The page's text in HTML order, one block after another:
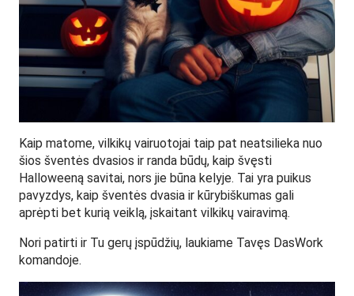
Kaip matome, vilkikų vairuotojai taip pat neatsilieka nuo
šios šventės dvasios ir randa būdų, kaip švęsti
Halloweeną savitai, nors jie būna kelyje. Tai yra puikus
pavyzdys, kaip šventės dvasia ir kūrybiškumas gali
aprėpti bet kurią veiklą, įskaitant vilkikų vairavimą.
Nori patirti ir Tu gerų įspūdžių, laukiame Tavęs DasWork
komandoje.